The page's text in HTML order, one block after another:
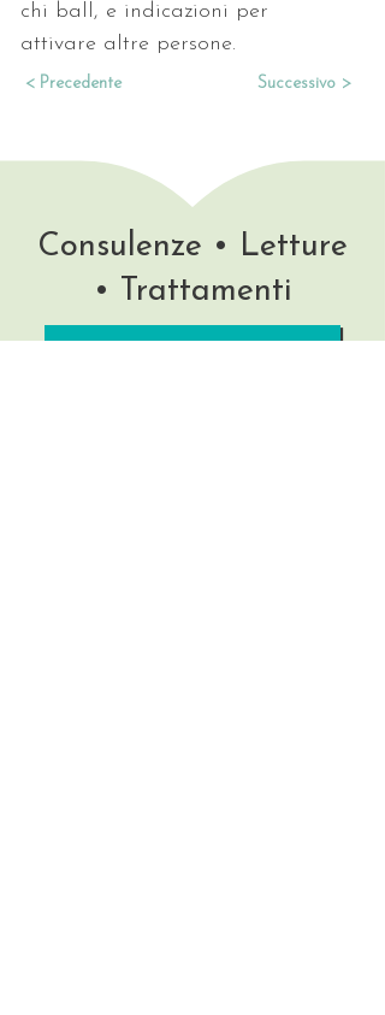
chi ball, e indicazioni per
attivare altre persone.
< Precedente Successivo >
Consulenze • Letture
• Trattamenti